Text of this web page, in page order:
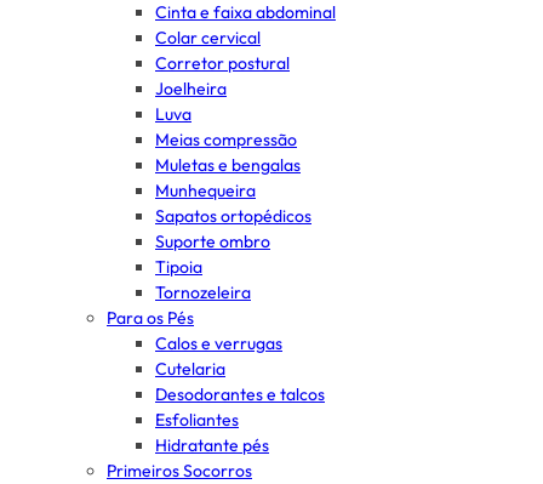
Cinta e faixa abdominal
Colar cervical
Corretor postural
Joelheira
Luva
Meias compressão
Muletas e bengalas
Munhequeira
Sapatos ortopédicos
Suporte ombro
Tipoia
Tornozeleira
Para os Pés
Calos e verrugas
Cutelaria
Desodorantes e talcos
Esfoliantes
Hidratante pés
Primeiros Socorros